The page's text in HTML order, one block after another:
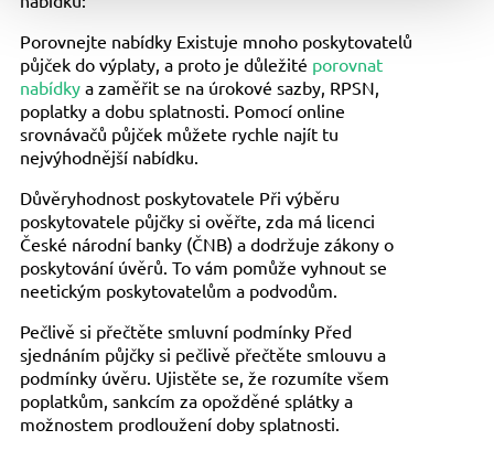
Porovnejte nabídky Existuje mnoho poskytovatelů
půjček do výplaty, a proto je důležité porovnat
nabídkya zaměřit se na úrokové sazby, RPSN,
poplatky a dobu splatnosti. Pomocí online
srovnávačů půjček můžete rychle najít tu
nejvýhodnější nabídku.
Důvěryhodnost poskytovatele Při výběru
poskytovatele půjčky si ověřte, zda má licenci
České národní banky (ČNB) a dodržuje zákony o
poskytování úvěrů. To vám pomůže vyhnout se
neetickým poskytovatelům a podvodům.
Pečlivě si přečtěte smluvní podmínky Před
sjednáním půjčky si pečlivě přečtěte smlouvu a
podmínky úvěru. Ujistěte se, že rozumíte všem
poplatkům, sankcím za opožděné splátky a
možnostem prodloužení doby splatnosti.